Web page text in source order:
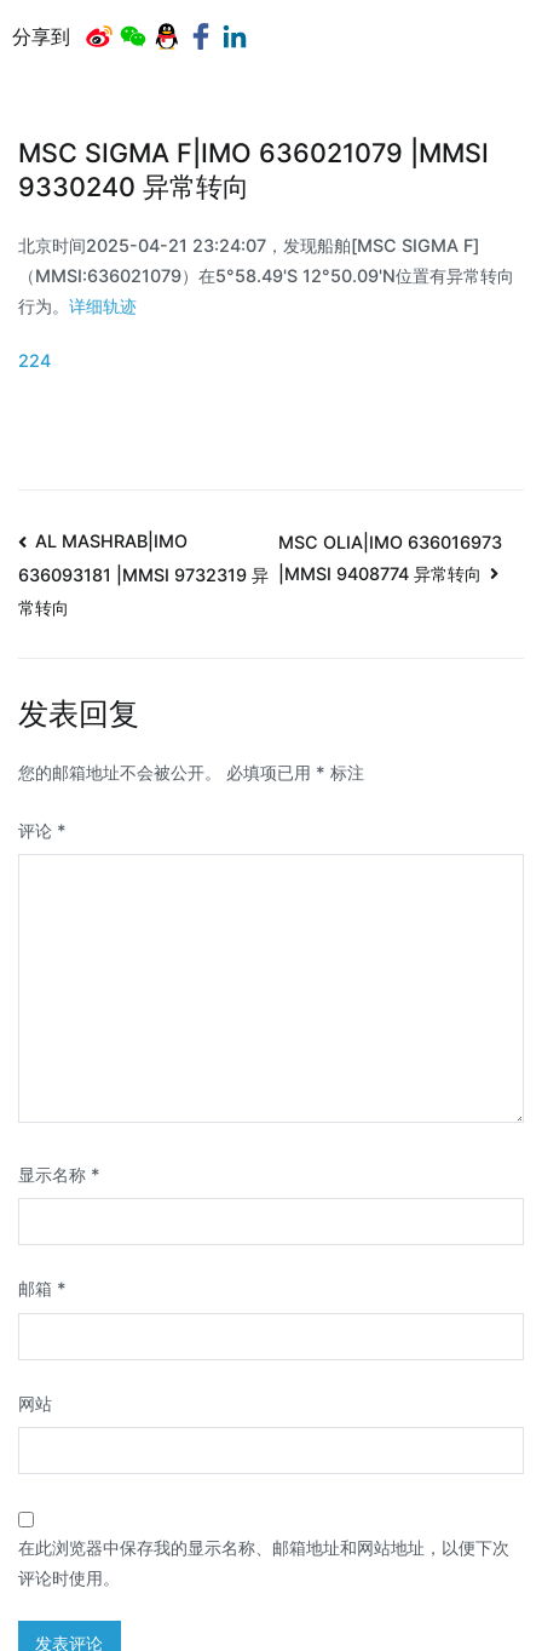
分享到
MSC SIGMA F|IMO 636021079 |MMSI
9330240 异常转向
北京时间2025-04-21 23:24:07，发现船舶[MSC SIGMA F]
（MMSI:636021079）在5°58.49'S 12°50.09'N位置有异常转向
行为。 详细轨迹
224
AL MASHRAB|IMO
636093181 |MMSI 9732319 异
常转向
MSC OLIA|IMO 636016973
|MMSI 9408774 异常转向
发表回复
您的邮箱地址不会被公开。 必填项已用 * 标注
评论 *
显示名称 *
邮箱 *
网站
在此浏览器中保存我的显示名称、邮箱地址和网站地址，以便下次
评论时使用。